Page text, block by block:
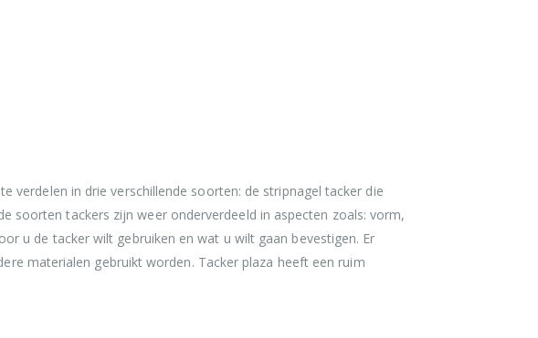
verdelen in drie verschillende soorten: de stripnagel tacker die
soorten tackers zijn weer onderverdeeld in aspecten zoals: vorm,
u de tacker wilt gebruiken en wat u wilt gaan bevestigen. Er
materialen gebruikt worden. Tacker plaza heeft een ruim